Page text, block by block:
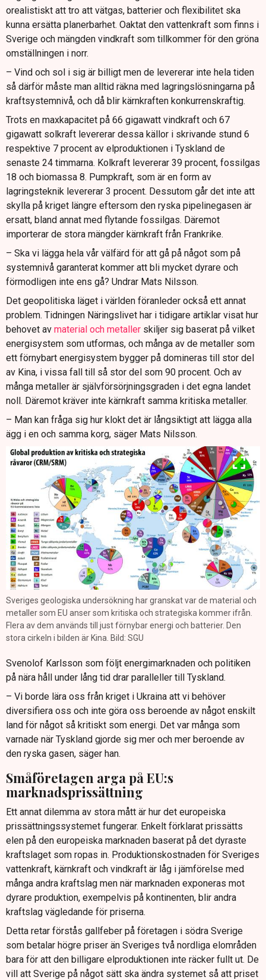
orealistiskt att tro att vätgas, batterier och flexibilitet ska
kunna ersätta planerbarhet. Oaktat den vattenkraft som finns i
Sverige och mängden vindkraft som tillkommer för den gröna
omställningen i norr.
– Vind och sol i sig är billigt men de levererar inte hela tiden
så därför måste man alltid räkna med lagringslösningarna på
kraftsystemnivå, och då blir kärnkraften konkurrenskraftig.
Trots en maxkapacitet på 66 gigawatt vindkraft och 67
gigawatt solkraft levererar dessa källor i skrivande stund 6
respektive 7 procent av elproduktionen i Tyskland de
senaste 24 timmarna. Kolkraft levererar 39 procent, fossilgas
18 och biomassa 8. Pumpkraft, som är en form av
lagringsteknik levererar 3 procent. Dessutom går det inte att
skylla på kriget längre eftersom den ryska pipelinegasen är
ersatt, bland annat med flytande fossilgas. Däremot
importerar de stora mängder kärnkraft från Frankrike.
– Ska vi lägga hela vår välfärd för att gå på något som på
systemnivå garanterat kommer att bli mycket dyrare och
förmodligen inte ens gå? Undrar Mats Nilsson.
Det geopolitiska läget i världen föranleder också ett annat
problem. Tidningen Näringslivet har i tidigare artiklar visat hur
behovet av material och metaller skiljer sig baserat på vilket
energisystem som utformas, och många av de metaller som
ett förnybart energisystem bygger på domineras till stor del
av Kina, i vissa fall till så stor del som 90 procent. Och av
många metaller är självförsörjningsgraden i det egna landet
noll. Däremot kräver inte kärnkraft samma kritiska metaller.
– Man kan fråga sig hur klokt det är långsiktigt att lägga alla
ägg i en och samma korg, säger Mats Nilsson.
Sveriges geologiska undersökning har granskat var de material och
metaller som EU anser som kritiska och strategiska kommer ifrån.
Flera av dem används till just förnybar energi och batterier. Den
stora cirkeln i bilden är Kina. Bild: SGU
Svenolof Karlsson som följt energimarknaden och politiken
på nära håll under lång tid drar paralleller till Tyskland.
– Vi borde lära oss från kriget i Ukraina att vi behöver
diversifiera oss och inte göra oss beroende av något enskilt
land för något så kritiskt som energi. Det var många som
varnade när Tyskland gjorde sig mer och mer beroende av
den ryska gasen, säger han.
Småföretagen arga på EU:s
marknadsprissättning
Ett annat dilemma av stora mått är hur det europeiska
prissättningssystemet fungerar. Enkelt förklarat prissätts
elen på den europeiska marknaden baserat på det dyraste
kraftslaget som ropas in. Produktionskostnaden för Sveriges
vattenkraft, kärnkraft och vindkraft är låg i jämförelse med
många andra kraftslag men när marknaden exponeras mot
dyrare produktion, exempelvis på kontinenten, blir andra
kraftslag vägledande för priserna.
Detta retar förstås gallfeber på företagen i södra Sverige
som betalar högre priser än Sveriges två nordliga elområden
bara för att den billigare elproduktionen inte räcker fullt ut. De
vill att Sverige på något sätt ska ändra systemet så att priset